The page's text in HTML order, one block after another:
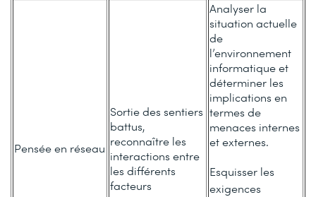
Pensée en réseau
Sortie des sentiers
battus,
reconnaître les
interactions entre
les différents
facteurs
Analyser la
situation actuelle
de
l’environnement
informatique et
déterminer les
implications en
termes de
menaces internes
et externes.
Esquisser les
exigences